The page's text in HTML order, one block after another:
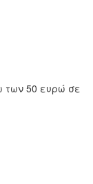
50 ευρώ σε